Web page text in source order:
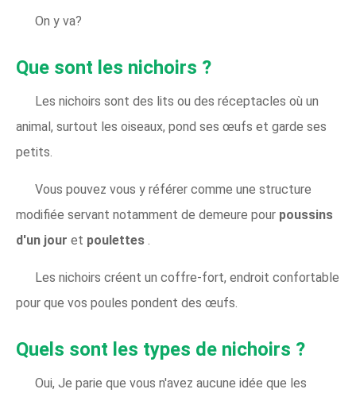
On y va?
Que sont les nichoirs ?
Les nichoirs sont des lits ou des réceptacles où un
animal, surtout les oiseaux, pond ses œufs et garde ses
petits.
Vous pouvez vous y référer comme une structure
modifiée servant notamment de demeure pour poussins
d'un jour et poulettes .
Les nichoirs créent un coffre-fort, endroit confortable
pour que vos poules pondent des œufs.
Quels sont les types de nichoirs ?
Oui, Je parie que vous n'avez aucune idée que les